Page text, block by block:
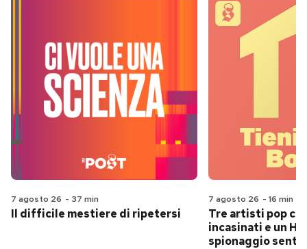
7 agosto 26 - 37 min
Il difficile mestiere di ripetersi
7 agosto 26 - 16 min
Tre artisti pop
incasinati e un
spionaggio